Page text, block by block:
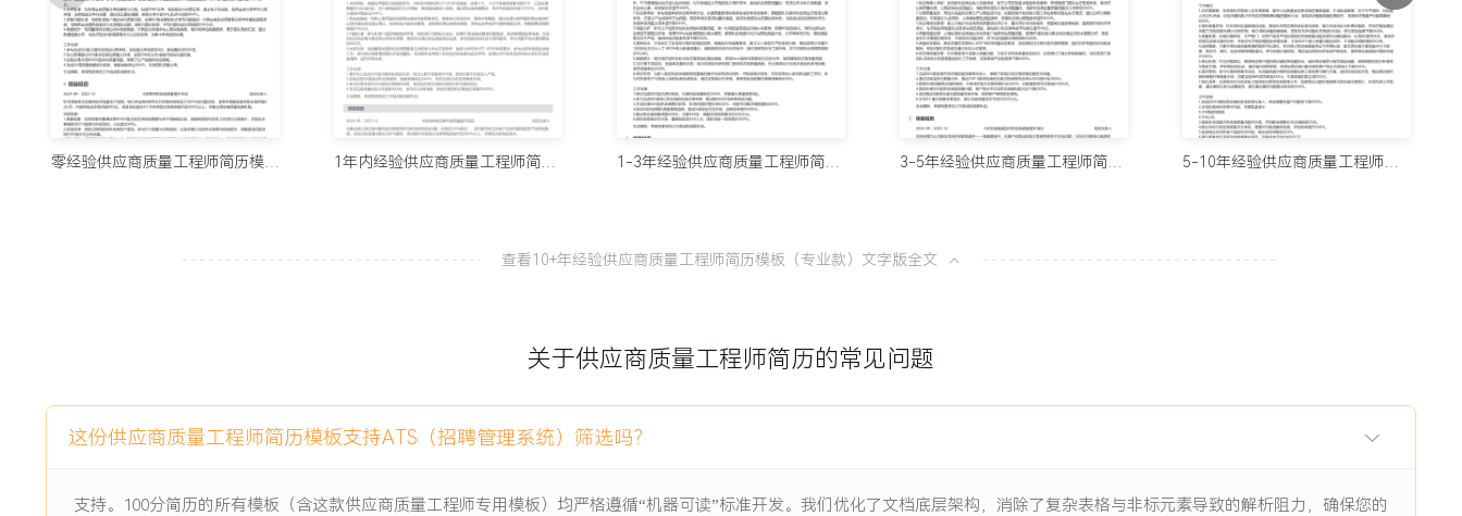
程控制，提升其过程稳定性；联合研发进行零件设计优化，降低供应商加工难度，实现单
项物料采购成本下降XXX%，来料直通率提升XXX%。
工作业绩：
1.完成XXX家新供应商准入审核与导入，保障了新项目物料供应。
2.主导执行XXX次供应商过程审核，推动供应商完成XXX项整改，供应商制程能力指数平
责任占比下降XXX%。
项目经历
目
100分简历官方 7354阅读
10个值得试用的制作简历网站与在线简历工具推荐（2026）
100分简历官方
8款AI简历生成工具实测：从智能制作到优化，国内外精选推荐
一份让HR眼前一亮的简历：8个值得收藏的简历制作网站
100分简历官方 9484阅读
查看10+年经验供应商质量工程师简历模板（专业款）文字版全文
关于供应商质量工程师简历的常见问题
这份供应商质量工程师简历模板支持ATS（招聘管理系统）筛选吗？
支持。100分简历的所有模板（含这款供应商质量工程师专用模板）均严格遵循“机器可读”标准开发。我们优化了文档底层架构，消除了复杂表格与非标元素导致的解析阻力，确保您的